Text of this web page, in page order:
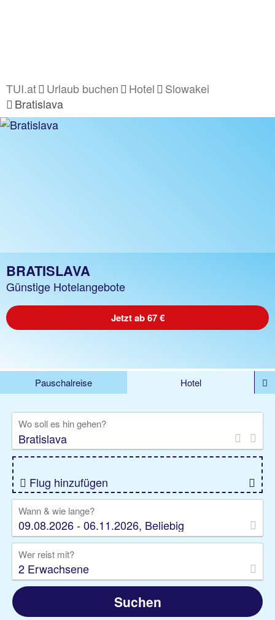
TUI.at Urlaub buchen Hotel
Slowakei
Bratislava
BRATISLAVA
Günstige Hotelangebote
Jetzt ab 67 €
Pauschalreise
Hotel
Rundreise
Kreuzfahrt
Gruppenreise
Camper Privattransfer
Wo soll es hin gehen?
Flug hinzufügen
Wann & wie lange?
09.08.2026 - 06.11.2026, Beliebig
Wer reist mit?
2 Erwachsene
Suchen